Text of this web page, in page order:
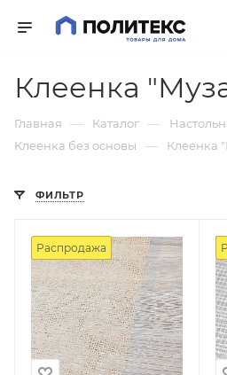
Клеенка
Главная — Каталог —
Клеенка без основы — Клеенка
ФИЛЬТР
Распродажа